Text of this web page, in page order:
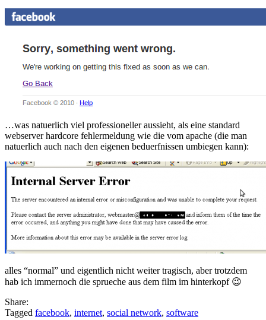
…was natuerlich viel professioneller aussieht, als eine standard
webserver hardcore fehlermeldung wie die vom apache (die man
natuerlich auch nach den eigenen beduerfnissen umbiegen kann):
alles “normal” und eigentlich nicht weiter tragisch, aber trotzdem
hab ich immernoch die sprueche aus dem film im hinterkopf 😉
Share:
Tagged facebook, internet, social network, software